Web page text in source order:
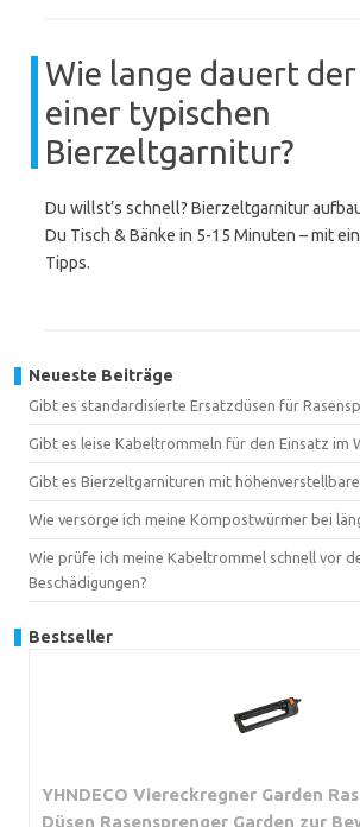
Wie lange dauert
einer typischen
Bierzeltgarnitur?
Du willst’s schnell? Bierzeltgarnitur
Du Tisch & Bänke in 5-15 Minuten – mit
Tipps.
Neueste Beiträge
Gibt es standardisierte Ersatzdüsen für
Gibt es leise Kabeltrommeln für den Einsatz im
Gibt es Bierzeltgarnituren mit
Wie versorge ich meine Kompostwürmer bei
Wie prüfe ich meine Kabeltrommel schnell vor
Beschädigungen?
Bestseller
YHNDECO Viereckregner Garden
Düsen Rasensprenger Garden zur